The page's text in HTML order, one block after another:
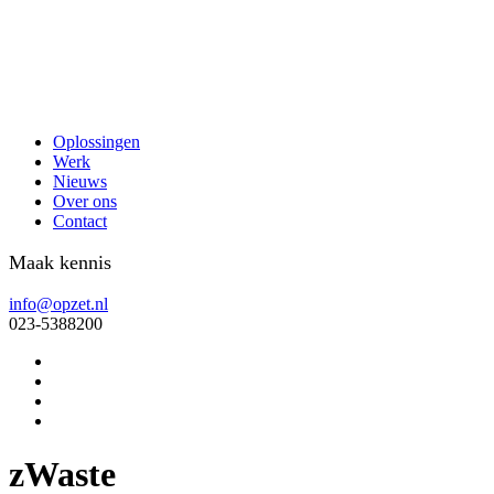
Oplossingen
Werk
Nieuws
Over ons
Contact
Maak kennis
info@opzet.nl
023-5388200
zWaste